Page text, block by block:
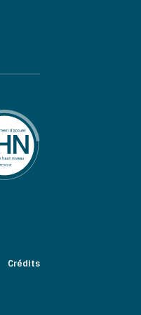
Crédits